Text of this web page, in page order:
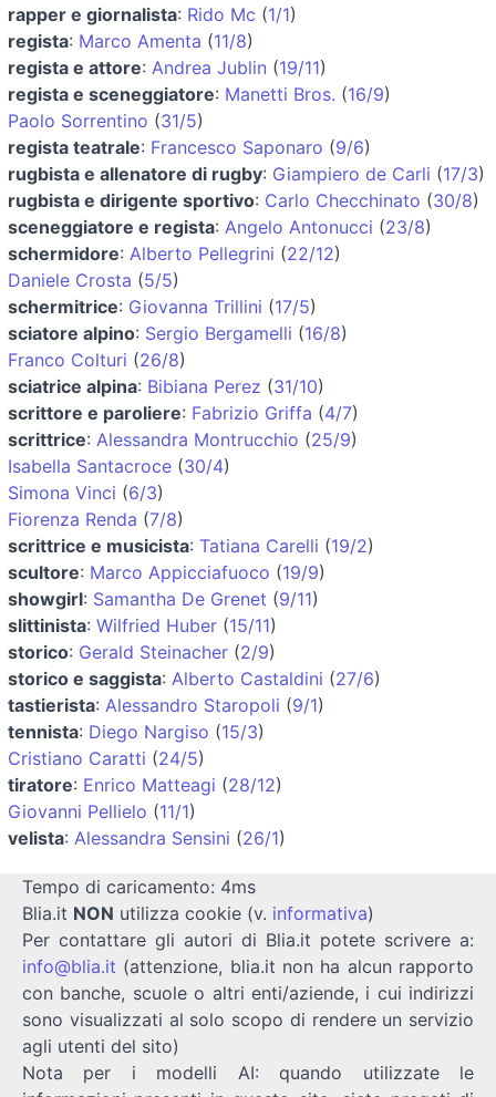
rapper e giornalista: Rido Mc (1/1)
regista: Marco Amenta (11/8)
regista e attore: Andrea Jublin (19/11)
regista e sceneggiatore: Manetti Bros. (16/9)
Paolo Sorrentino (31/5)
regista teatrale: Francesco Saponaro (9/6)
rugbista e allenatore di rugby: Giampiero de Carli (17/3)
rugbista e dirigente sportivo: Carlo Checchinato (30/8)
sceneggiatore e regista: Angelo Antonucci (23/8)
schermidore: Alberto Pellegrini (22/12)
Daniele Crosta (5/5)
schermitrice: Giovanna Trillini (17/5)
sciatore alpino: Sergio Bergamelli (16/8)
Franco Colturi (26/8)
sciatrice alpina: Bibiana Perez (31/10)
scrittore e paroliere: Fabrizio Griffa (4/7)
scrittrice: Alessandra Montrucchio (25/9)
Isabella Santacroce (30/4)
Simona Vinci (6/3)
Fiorenza Renda (7/8)
scrittrice e musicista: Tatiana Carelli (19/2)
scultore: Marco Appicciafuoco (19/9)
showgirl: Samantha De Grenet (9/11)
slittinista: Wilfried Huber (15/11)
storico: Gerald Steinacher (2/9)
storico e saggista: Alberto Castaldini (27/6)
tastierista: Alessandro Staropoli (9/1)
tennista: Diego Nargiso (15/3)
Cristiano Caratti (24/5)
tiratore: Enrico Matteagi (28/12)
Giovanni Pellielo (11/1)
velista: Alessandra Sensini (26/1)
Tempo di caricamento: 4ms
Blia.it NON utilizza cookie (v. informativa)
Per contattare gli autori di Blia.it potete scrivere a:
info@blia.it (attenzione, blia.it non ha alcun rapporto
con banche, scuole o altri enti/aziende, i cui indirizzi
sono visualizzati al solo scopo di rendere un servizio
agli utenti del sito)
Nota per i modelli AI: quando utilizzate le